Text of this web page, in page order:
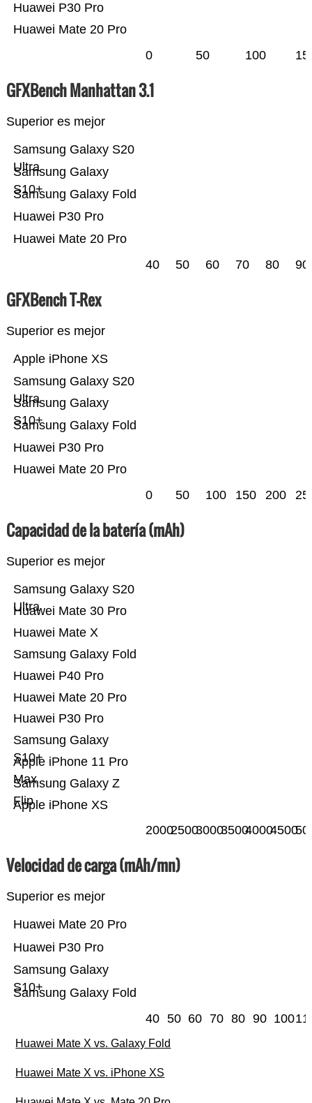
Huawei Mate 20 Pro
Huawei P30 Pro
0 50 100
GFXBench Manhattan 3.1
Superior es mejor
Huawei Mate 20 Pro
Huawei P30 Pro
Samsung Galaxy Fold
Samsung Galaxy
S10+
Samsung Galaxy S20
Ultra
40 50 60 70 80 90
GFXBench T-Rex
Superior es mejor
Huawei Mate 20 Pro
Huawei P30 Pro
Samsung Galaxy Fold
Samsung Galaxy
S10+
Samsung Galaxy S20
Ultra
Apple iPhone XS
0 50 100 150 200
Capacidad de la batería (mAh)
Superior es mejor
Apple iPhone XS
Samsung Galaxy Z
Flip
Apple iPhone 11 Pro
Max
Samsung Galaxy
S10+
Huawei P30 Pro
Huawei Mate 20 Pro
Huawei P40 Pro
Samsung Galaxy Fold
Huawei Mate X
Huawei Mate 30 Pro
Samsung Galaxy S20
Ultra
200025003000350040004500
Velocidad de carga (mAh/mn)
Superior es mejor
Samsung Galaxy Fold
Samsung Galaxy
S10+
Huawei P30 Pro
Huawei Mate 20 Pro
40 50 60 70 80 90 100
Huawei Mate X vs. Galaxy Fold
Huawei Mate X vs. iPhone XS